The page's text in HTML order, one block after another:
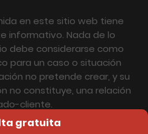
en este sitio web tiene
informativo. Nada de lo
debe considerarse como
para un caso o situación
no pretende crear, y su
no constituye, una relación
cliente.
gratuita